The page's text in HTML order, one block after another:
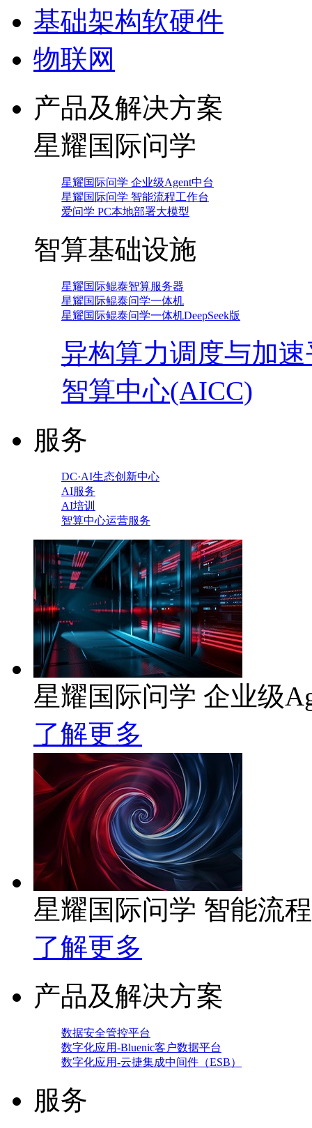
基础架构软硬件
物联网
产品及解决方案
星耀国际问学
星耀国际问学 企业级Agent中台
星耀国际问学 智能流程工作台
爱问学 PC本地部署大模型
智算基础设施
星耀国际鲲泰智算服务器
星耀国际鲲泰问学一体机
星耀国际鲲泰问学一体机DeepSeek版
异构算力调度与加
智算中心(AICC)
服务
DC·AI生态创新中心
AI服务
AI培训
智算中心运营服务
星耀国际问学 企业级
了解更多
星耀国际问学 智能流
了解更多
产品及解决方案
数据安全管控平台
数字化应用-Bluenic客户数据平台
数字化应用-云捷集成中间件（ESB）
服务